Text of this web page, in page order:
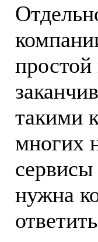
такими
многих
нужна